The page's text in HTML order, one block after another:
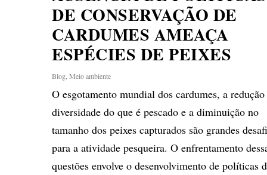
DE CONSERVAÇÃO DE
CARDUMES AMEAÇA
ESPÉCIES DE PEIXES
Blog ,Meio ambiente
O esgotamento mundial dos cardumes, a
diversidade do que é pescado e a diminuição no
tamanho dos peixes capturados são grandes
para a atividade pesqueira. O enfrentamento
questões envolve o desenvolvimento de políticas